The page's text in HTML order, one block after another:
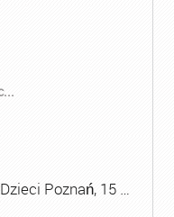
Poznań, 15 …